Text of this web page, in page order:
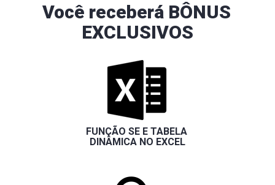
FUNÇÃO SE E TABELA
DINÂMICA NO EXCEL
Você receberá BÔNUS
EXCLUSIVOS